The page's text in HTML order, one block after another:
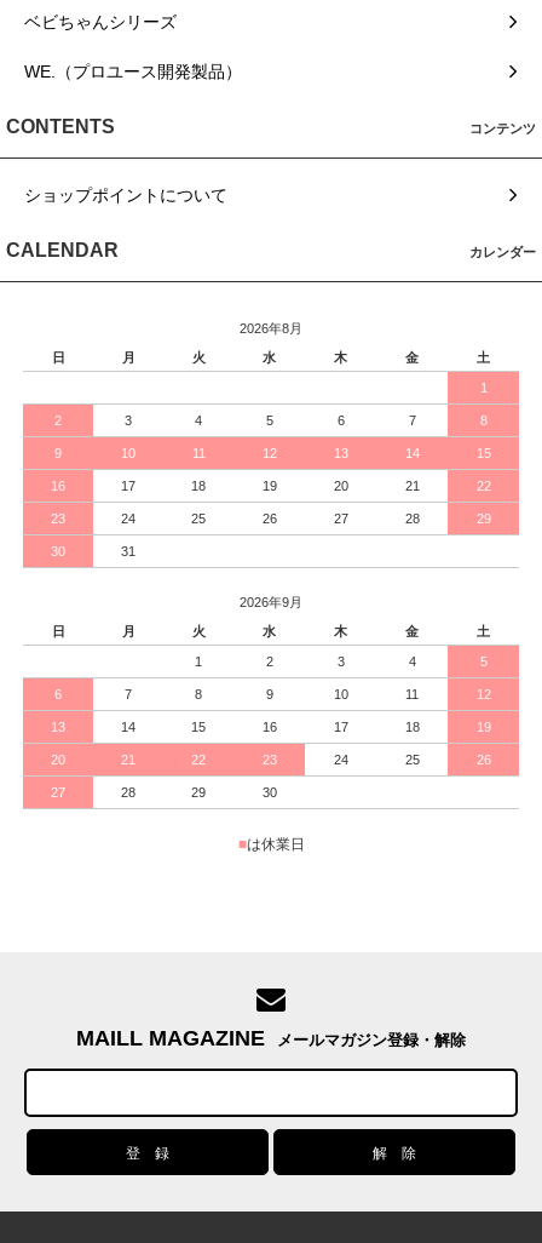
ベビちゃんシリーズ
WE.（プロユース開発製品）
CONTENTS コンテンツ
ショップポイントについて
CALENDAR カレンダー
2026年8月
日
月 火 水 木 金 土
1
2 3 4 5 6 7 8
9 10 11 12 13 14 15
16 17 18 19 20 21 22
23 24 25 26 27 28 29
30 31
2026年9月
日
月 火 水 木 金 土
1 2 3 4 5
6 7 8 9 10 11 12
13 14 15 16 17 18 19
20 21 22 23 24 25 26
27 28 29 30
■は休業日
MAILL MAGAZINE メールマガジン登録・解除